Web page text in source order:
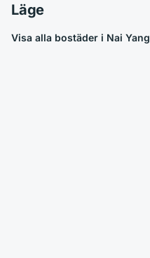
Läge
Visa alla bostäder i Nai Yang